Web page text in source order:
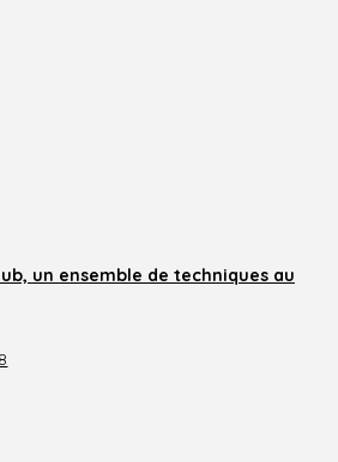
un ensemble de techniques au